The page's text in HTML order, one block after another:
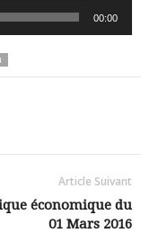
00:00
Article Suivant
économique du
01 Mars 2016